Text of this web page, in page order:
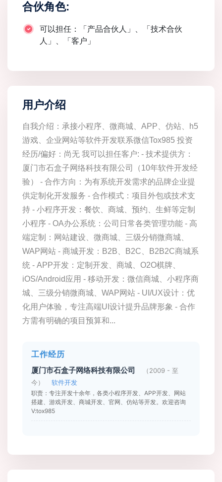
合伙角色:
可以担任：「产品合伙人」、「技术合伙
人」、「客户」
用户介绍
自我介绍：承接小程序、微商城、APP、仿站、h5
游戏、企业网站等软件开发联系微信Tox985 投资
经历/偏好：尚无 我可以担任客户: - 技术提供方：
厦门市石盒子网络科技有限公司（10年软件开发经
验） - 合作方向：为有系统开发需求的品牌企业提
供定制化开发服务 - 合作模式：项目外包或技术支
持 - 小程序开发：餐饮、商城、预约、生鲜等定制
小程序 - OA办公系统：公司日常各类管理功能 - 高
端定制：网站建设、微商城、三级分销微商城、
WAP网站 - 商城开发：B2B、B2C、B2B2C商城系
统 - APP开发：定制开发、商城、O2O棋牌、
iOS/Android应用 - 移动开发：微信商城、小程序商
城、三级分销微商城、WAP网站 - UI/UX设计：优
化用户体验，专注高端UI设计提升品牌形象 - 合作
方需有明确的项目预算和...
工作经历
厦门市石盒子网络科技有限公司
（2009 - 至
今）
软件开发
职责：专注开发十余年，各类小程序开发、APP开发、网站
搭建、游戏开发、商城开发、官网、仿站等开发。欢迎咨询
V:tox985